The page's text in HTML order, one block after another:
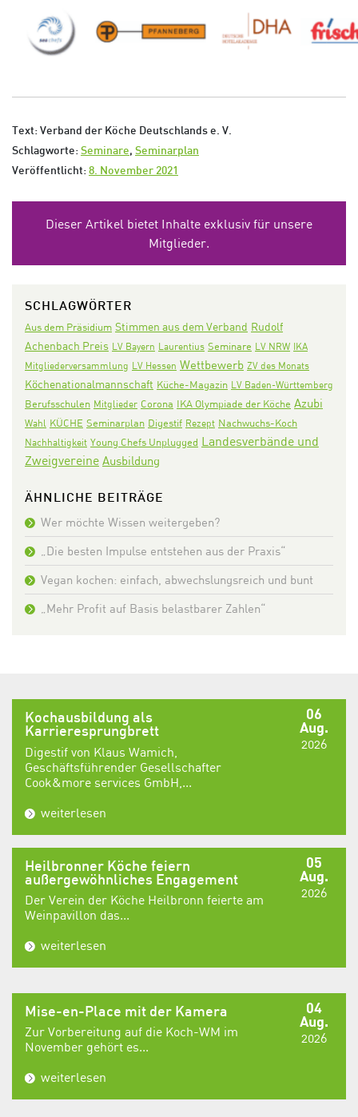
Text: Verband der Köche Deutschlands e. V.
Schlagworte: Seminare, Seminarplan
Veröffentlicht: 8. November 2021
Dieser Artikel bietet Inhalte exklusiv für unsere
Mitglieder.
SCHLAGWÖRTER
Aus dem Präsidium Stimmen aus dem Verband Rudolf
Achenbach Preis LV Bayern Laurentius Seminare LV NRW IKA
Mitgliederversammlung LV Hessen Wettbewerb ZV des Monats
Köchenationalmannschaft Küche-Magazin LV Baden-Württemberg
Berufsschulen Mitglieder Corona IKA Olympiade der Köche Azubi
Wahl KÜCHE Seminarplan Digestif Rezept Nachwuchs-Koch
Nachhaltigkeit Young Chefs Unplugged Landesverbände und
Zweigvereine Ausbildung
ÄHNLICHE BEITRÄGE
Wer möchte Wissen weitergeben?
„Die besten Impulse entstehen aus der Praxis“
Vegan kochen: einfach, abwechslungsreich und bunt
„Mehr Profit auf Basis belastbarer Zahlen“
06
Aug.
2026
Kochausbildung als
Karrieresprungbrett
Digestif von Klaus Wamich,
Geschäftsführender Gesellschafter
Cook&more services GmbH,...
weiterlesen
05
Aug.
2026
Heilbronner Köche feiern
außergewöhnliches Engagement
Der Verein der Köche Heilbronn feierte am
Weinpavillon das...
weiterlesen
04
Aug.
2026
Mise-en-Place mit der Kamera
Zur Vorbereitung auf die Koch-WM im
November gehört es...
weiterlesen